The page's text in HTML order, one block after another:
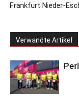
Frankfurt Nieder-
Verwandte Artikel